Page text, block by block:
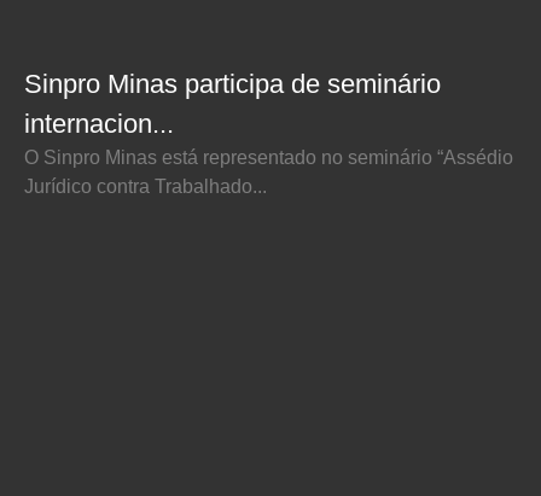
Sinpro Minas participa de seminário
internacion...
O Sinpro Minas está representado no seminário “Assédio
Jurídico contra Trabalhado...